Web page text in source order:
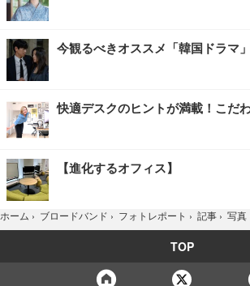
今観るべきオススメ「韓国ドラマ」
快適デスクのヒントが満載！こだ
【進化するオフィス】
ホーム › ブロードバンド › フォトレポート › 記事 › 写真
TOP